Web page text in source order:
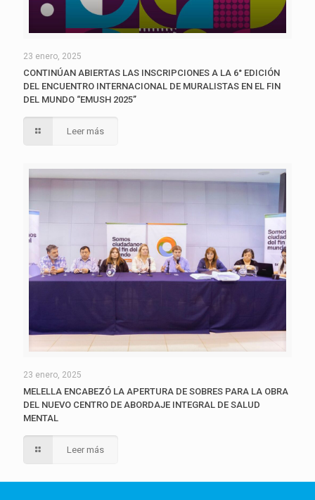
23 enero, 2025
CONTINÚAN ABIERTAS LAS INSCRIPCIONES A LA 6° EDICIÓN
DEL ENCUENTRO INTERNACIONAL DE MURALISTAS EN EL FIN
DEL MUNDO “EMUSH 2025”
Leer más
23 enero, 2025
MELELLA ENCABEZÓ LA APERTURA DE SOBRES PARA LA OBRA
DEL NUEVO CENTRO DE ABORDAJE INTEGRAL DE SALUD
MENTAL
Leer más